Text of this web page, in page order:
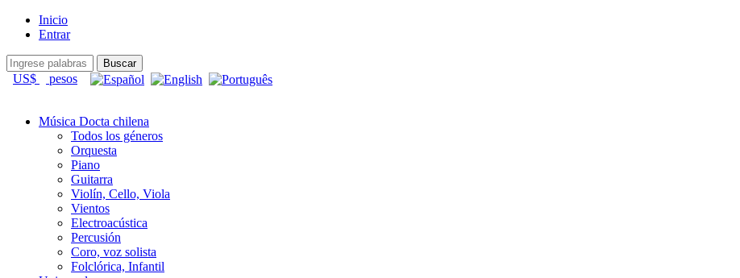
Inicio
Entrar
US$ pesos
Música Docta chilena
Todos los géneros
Orquesta
Piano
Guitarra
Violín, Cello, Viola
Vientos
Electroacústica
Percusión
Coro, voz solista
Folclórica, Infantil